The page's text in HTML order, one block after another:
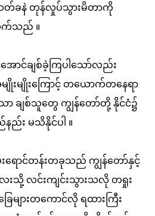
တ်ခနဲ တုန်လှုပ်သွားမိတာကို
က်သည် ။
ာင်ချစ်ခဲ့ကြပါသော်လည်း
ျိုးမျိုးကြောင့် တယောက်တနေရာ
ာ ချစ်သူတွေ ကျွန်တော်တို့ နိုင်ငံ၌
း မသိနိုင်ပါ ။
းရောင်တန်းတခုသည် ကျွန်တော်နှင့်
းသို့ လင်းကျင်းသွားသလို တရှုး
ေများတကောင်လို ရထားကြီး